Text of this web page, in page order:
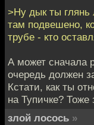
>Ну дык ты глянь
там подвешено,
трубе - кто
А может сначала
очередь должен
Кстати, как ты
на Тупичке? Тоже
злой лосось »